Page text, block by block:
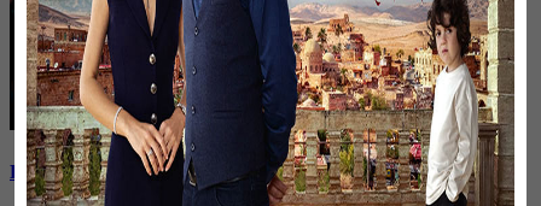
Премия «Оскар»: кто заберет награду?